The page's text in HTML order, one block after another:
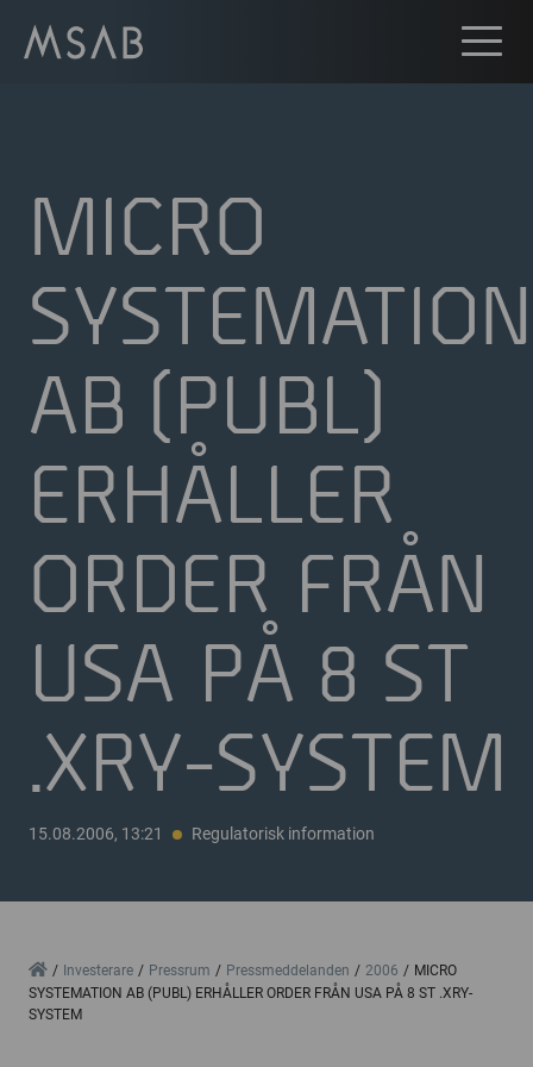
MICRO
SYSTEMATION
AB (PUBL)
ERHÅLLER
ORDER FRÅN
USA PÅ 8 ST
.XRY-SYSTEM
15.08.2006, 13:21 Regulatorisk information
HomeInvesterare Pressrum Pressmeddelanden 2006
MICRO
SYSTEMATION AB (PUBL) ERHÅLLER ORDER FRÅN USA PÅ 8 ST .XRY-
SYSTEM